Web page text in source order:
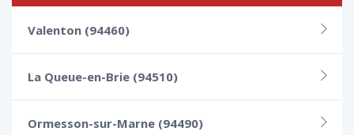
Valenton (94460)
La Queue-en-Brie (94510)
Ormesson-sur-Marne (94490)